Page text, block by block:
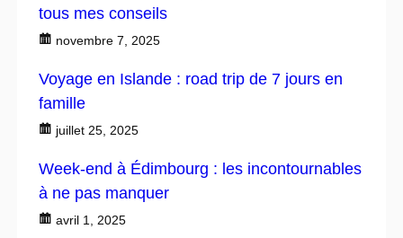
tous mes conseils
novembre 7, 2025
Voyage en Islande : road trip de 7 jours en
famille
juillet 25, 2025
Week-end à Édimbourg : les incontournables
à ne pas manquer
avril 1, 2025